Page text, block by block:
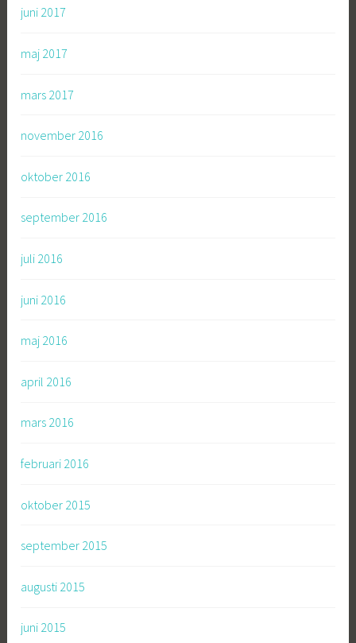
juni 2017
maj 2017
mars 2017
november 2016
oktober 2016
september 2016
juli 2016
juni 2016
maj 2016
april 2016
mars 2016
februari 2016
oktober 2015
september 2015
augusti 2015
juni 2015